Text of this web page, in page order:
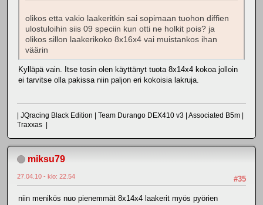
olikos etta vakio laakeritkin sai sopimaan tuohon diffien
ulostuloihin siis 09 speciin kun otti ne holkit pois? ja
olikos sillon laakerikoko 8x16x4 vai muistankos ihan
väärin
Kylläpä vain. Itse tosin olen käyttänyt tuota 8x14x4 kokoa jolloin
ei tarvitse olla pakissa niin paljon eri kokoisia lakruja.
| JQracing Black Edition | Team Durango DEX410 v3 | Associated B5m |
Traxxas |
miksu79
#35
27.04.10 - klo: 22.54
niin menikös nuo pienemmät 8x14x4 laakerit myös pyörien